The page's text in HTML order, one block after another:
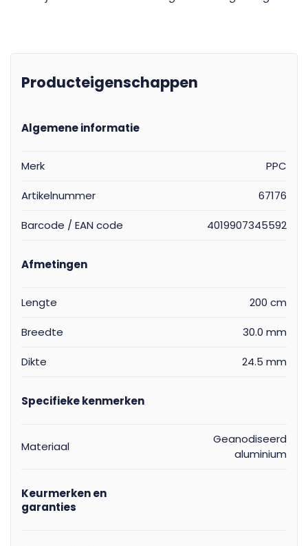
Producteigenschappen
Algemene informatie
Merk PPC
Artikelnummer 67176
Barcode / EAN code 4019907345592
Afmetingen
Lengte 200 cm
Breedte 30.0 mm
Dikte 24.5 mm
Specifieke kenmerken
Materiaal
Geanodiseerd
aluminium
Keurmerken en
garanties